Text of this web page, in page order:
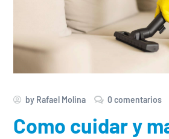
by Rafael Molina 0 comentarios
Como cuidar y